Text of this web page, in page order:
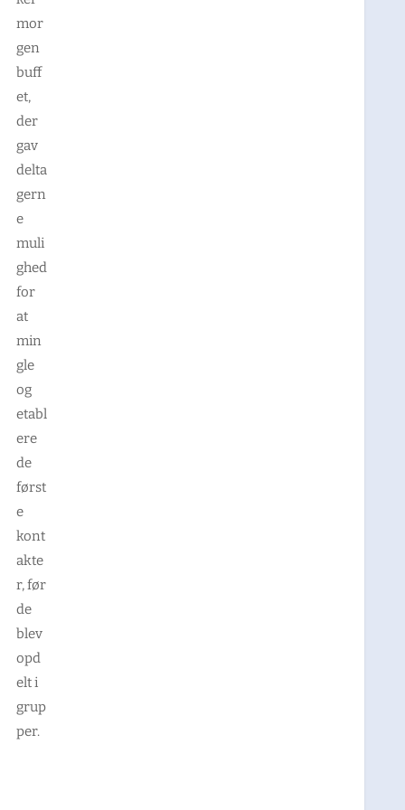
mor
gen
buff
et,
der
gav
delta
gern
e
muli
ghed
for
at
min
gle
og
etabl
ere
de
først
e
kont
akte
r, før
de
blev
opd
elt i
grup
per.